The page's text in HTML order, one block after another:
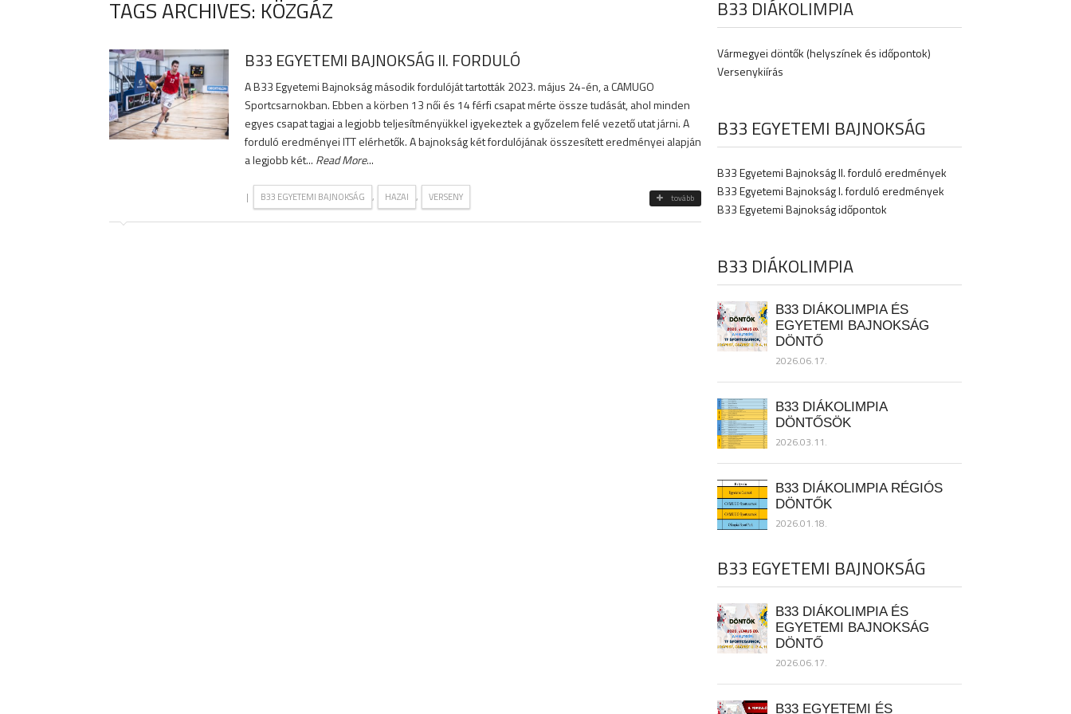
TAGS ARCHIVES: KÖZGÁZ
B33 EGYETEMI BAJNOKSÁG II. FORDULÓ
A B33 Egyetemi Bajnokság második fordulóját tartották 2023. május 24-én, a CAMUGO
Sportcsarnokban. Ebben a körben 13 női és 14 férfi csapat mérte össze tudását, ahol minden
egyes csapat tagjai a legjobb teljesítményükkel igyekeztek a győzelem felé vezető utat járni. A
forduló eredményei ITT elérhetők. A bajnokság két fordulójának összesített eredményei alapján
a legjobb két... Read More...
| B33 EGYETEMI BAJNOKSÁG , HAZAI , VERSENY tovább
B33 DIÁKOLIMPIA
Vármegyei döntők (helyszínek és időpontok)
Versenykiírás
B33 EGYETEMI BAJNOKSÁG
B33 Egyetemi Bajnokság II. forduló eredmények
B33 Egyetemi Bajnokság I. forduló eredmények
B33 Egyetemi Bajnokság időpontok
B33 DIÁKOLIMPIA
B33 DIÁKOLIMPIA ÉS
EGYETEMI BAJNOKSÁG
DÖNTŐ
2026.06.17.
B33 DIÁKOLIMPIA
DÖNTŐSÖK
2026.03.11.
B33 DIÁKOLIMPIA RÉGIÓS
DÖNTŐK
2026.01.18.
B33 EGYETEMI BAJNOKSÁG
B33 DIÁKOLIMPIA ÉS
EGYETEMI BAJNOKSÁG
DÖNTŐ
2026.06.17.
B33 EGYETEMI ÉS